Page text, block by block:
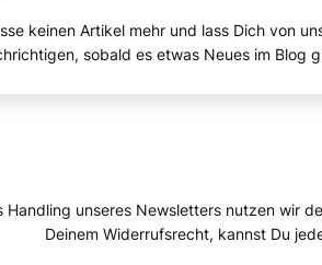
keinen Artikel mehr und lass Dich von
sobald es etwas Neues im Blog
Handling unseres Newsletters nutzen wir
Deinem Widerrufsrecht, kannst Du